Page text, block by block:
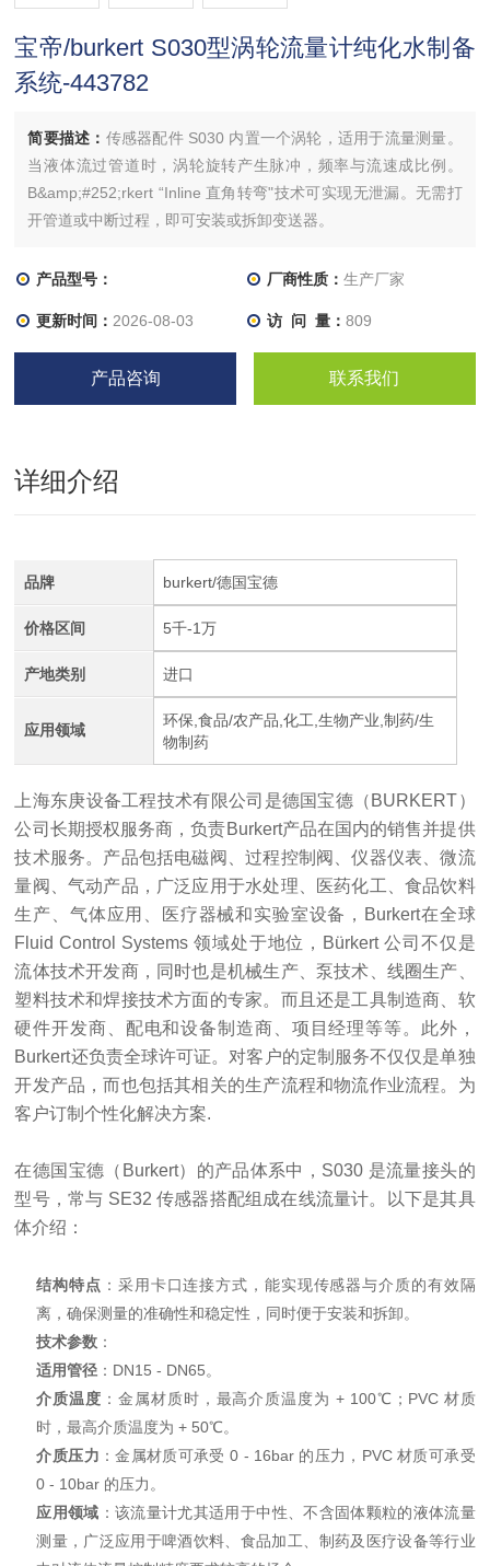
宝帝/burkert S030型涡轮流量计纯化水制备
系统-443782
简要描述： 传感器配件 S030 内置一个涡轮，适用于流量测量。
当液体流过管道时，涡轮旋转产生脉冲，频率与流速成比例。
B&amp;#252;rkert “Inline 直角转弯"技术可实现无泄漏。无需打
开管道或中断过程，即可安装或拆卸变送器。
产品型号： 厂商性质： 生产厂家
更新时间： 2026-08-03 访 问 量： 809
产品咨询 联系我们
详细介绍
品牌 burkert/德国宝德
价格区间 5千-1万
产地类别 进口
应用领域
环保,食品/农产品,化工,生物产业,制药/生
物制药
上海东庚设备工程技术有限公司是德国宝德（BURKERT）
公司长期授权服务商，负责Burkert产品在国内的销售并提供
技术服务。产品包括电磁阀、过程控制阀、仪器仪表、微流
量阀、气动产品，广泛应用于水处理、医药化工、食品饮料
生产、气体应用、医疗器械和实验室设备，Burkert在全球
Fluid Control Systems 领域处于地位，Bürkert 公司不仅是
流体技术开发商，同时也是机械生产、泵技术、线圈生产、
塑料技术和焊接技术方面的专家。而且还是工具制造商、软
硬件开发商、配电和设备制造商、项目经理等等。此外，
Burkert还负责全球许可证。对客户的定制服务不仅仅是单独
开发产品，而也包括其相关的生产流程和物流作业流程。为
客户订制个性化解决方案.
在德国宝德（Burkert）的产品体系中，S030 是流量接头的
型号，常与 SE32 传感器搭配组成在线流量计。以下是其具
体介绍：
结构特点 ：采用卡口连接方式，能实现传感器与介质的有效隔
离，确保测量的准确性和稳定性，同时便于安装和拆卸。
技术参数 ：
适用管径 ：DN15 - DN65。
介质温度 ：金属材质时，最高介质温度为 + 100℃；PVC 材质
时，最高介质温度为 + 50℃。
介质压力 ：金属材质可承受 0 - 16bar 的压力，PVC 材质可承受
0 - 10bar 的压力。
应用领域 ：该流量计尤其适用于中性、不含固体颗粒的液体流量
测量，广泛应用于啤酒饮料、食品加工、制药及医疗设备等行业